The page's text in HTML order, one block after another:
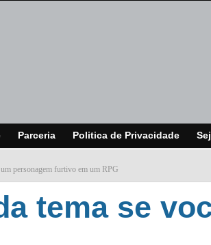
Parceria Politica de Privacidade
personagem furtivo em um RPG
tema se